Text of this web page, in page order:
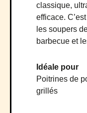
classique,
efficace.
les soupers
barbecue et
Idéale pour
Poitrines de
grillés